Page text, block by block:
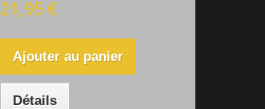
21,95 €
Ajouter au panier
Détails